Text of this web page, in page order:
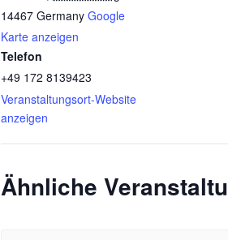
14467 Germany Google
Karte anzeigen
Telefon
+49 172 8139423
Veranstaltungsort-Website
anzeigen
Ähnliche